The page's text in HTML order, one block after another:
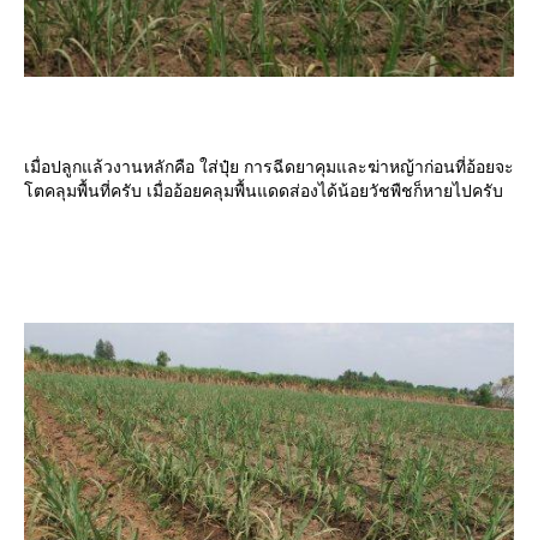
เมื่อปลูกแล้วงานหลักคือ ใส่ปุ๋ย การฉีดยาคุมและฆ่าหญ้าก่อนที่อ้อยจะ
ตคลุมพื้นที่ครับ เมื่ออ้อยคลุมพื้นแดดส่องได้น้อยวัชพืชก็หายไปครับ